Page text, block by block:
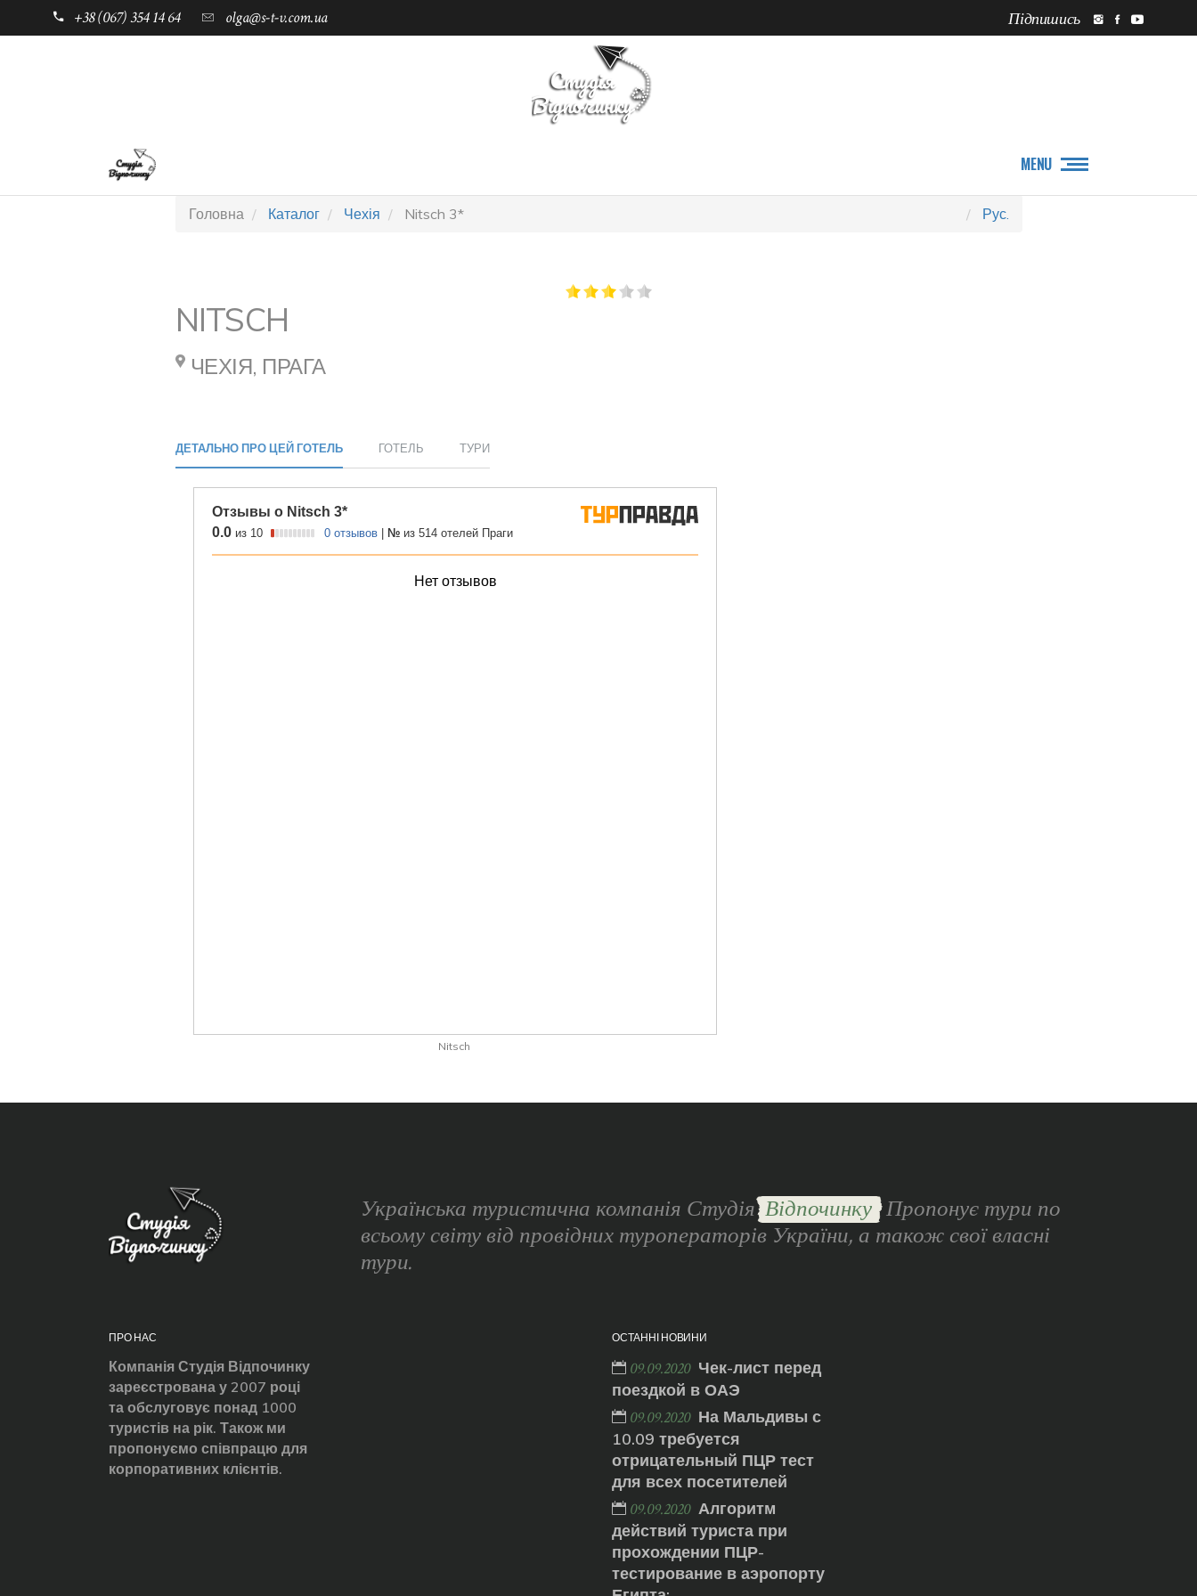
+38 (067) 354 14 64 olga@s-t-v.com.ua Підпишись
MENU
Головна Каталог Чехія Nitsch 3* Рус.
NITSCH
ЧЕХІЯ, ПРАГА
ДЕТАЛЬНО ПРО ЦЕЙ ГОТЕЛЬ ГОТЕЛЬ ТУРИ
Nitsch
Українська туристична компанія СтудіяВідпочинку Пропонує тури по
всьому світу від провідних туроператорів України, а також свої власні
тури.
ПРО НАС
Компанія Студія Відпочинку
зареєстрована у 2007 році
та обслуговує понад 1000
туристів на рік. Також ми
пропонуємо співпрацю для
корпоративних клієнтів.
ОСТАННІ НОВИНИ
09.09.2020 Чек-лист перед
поездкой в ОАЭ
09.09.2020 На Мальдивы с
10.09 требуется
отрицательный ПЦР тест
для всех посетителей
09.09.2020 Алгоритм
действий туриста при
прохождении ПЦР-
тестирование в аэропорту